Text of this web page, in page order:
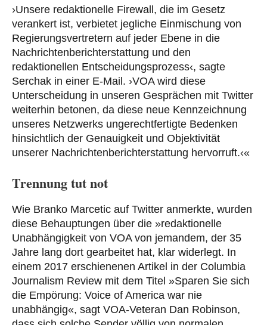
›Unsere redaktionelle Firewall, die im Gesetz
verankert ist, verbietet jegliche Einmischung von
Regierungsvertretern auf jeder Ebene in die
Nachrichtenberichterstattung und den
redaktionellen Entscheidungsprozess‹, sagte
Serchak in einer E-Mail. ›VOA wird diese
Unterscheidung in unseren Gesprächen mit Twitter
weiterhin betonen, da diese neue Kennzeichnung
unseres Netzwerks ungerechtfertigte Bedenken
hinsichtlich der Genauigkeit und Objektivität
unserer Nachrichtenberichterstattung hervorruft.‹«
Trennung tut not
Wie Branko Marcetic auf Twitter anmerkte, wurden
diese Behauptungen über die »redaktionelle
Unabhängigkeit von VOA von jemandem, der 35
Jahre lang dort gearbeitet hat, klar widerlegt. In
einem 2017 erschienenen Artikel in der Columbia
Journalism Review mit dem Titel »Sparen Sie sich
die Empörung: Voice of America war nie
unabhängig«, sagt VOA-Veteran Dan Robinson,